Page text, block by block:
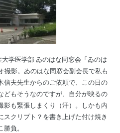
学医学部 ゐのはな同窓会「ゐのは
撮影。ゐのはな同窓会副会長で私も
信夫先生からのご依頼で、この日の
どもそうなのですが、自分が映るの
影も緊張しまくり（汗）。しかも内
クリプト？を書き上げた付け焼き
負。